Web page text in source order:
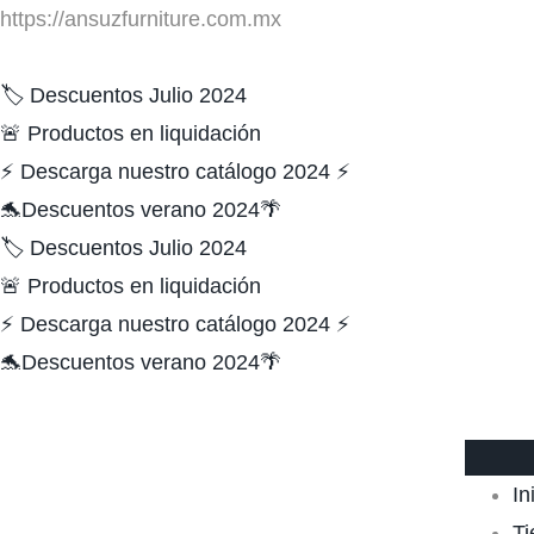
https://ansuzfurniture.com.mx
🏷️ Descuentos Julio 2024
🚨 Productos en liquidación
⚡ Descarga nuestro catálogo 2024 ⚡
🐬Descuentos verano 2024🌴
🏷️ Descuentos Julio 2024
🚨 Productos en liquidación
⚡ Descarga nuestro catálogo 2024 ⚡
🐬Descuentos verano 2024🌴